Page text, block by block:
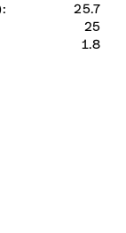
25.7
25
1.8